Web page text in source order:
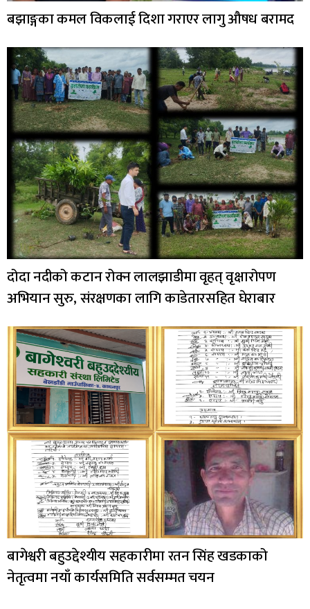
बझाङ्गका कमल विकलाई दिशा गराएर लागु औषध बरामद
दोदा नदीको कटान रोक्न लालझाडीमा वृहत् वृक्षारोपण
अभियान सुरु, संरक्षणका लागि काडेतारसहित घेराबार
बागेश्वरी बहुउद्देश्यीय सहकारीमा रतन सिंह खडकाको
नेतृत्वमा नयाँ कार्यसमिति सर्वसम्मत चयन